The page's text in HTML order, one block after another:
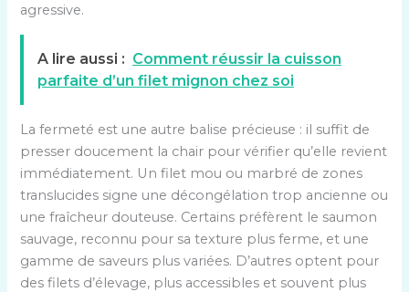
agressive.
A lire aussi : Comment réussir la cuisson
parfaite d’un filet mignon chez soi
La fermeté est une autre balise précieuse : il suffit de
presser doucement la chair pour vérifier qu’elle revient
immédiatement. Un filet mou ou marbré de zones
translucides signe une décongélation trop ancienne ou
une fraîcheur douteuse. Certains préfèrent le saumon
sauvage, reconnu pour sa texture plus ferme, et une
gamme de saveurs plus variées. D’autres optent pour
des filets d’élevage, plus accessibles et souvent plus